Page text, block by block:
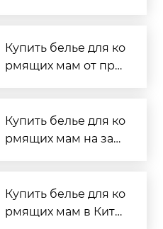
белья
Купить белье для ко
рмящих мам от про
Купить белье для ко
рмящих мам на зав
Купить белье для ко
рмящих мам в Кита